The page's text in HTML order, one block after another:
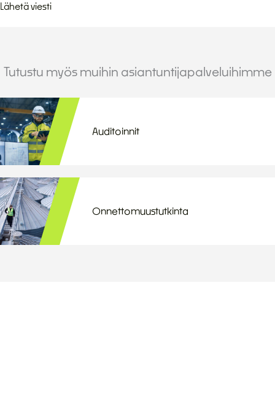
Lähetä viesti
Tutustu myös muihin asiantuntijapalveluihimme
Auditoinnit
Onnettomuustutkinta